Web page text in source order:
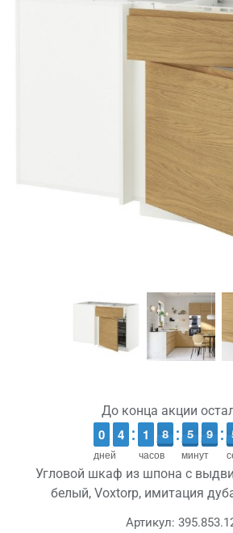
До конца акции
дней
9
9
0
0 3
3
4
4
часов
1
1
1
1 9
8
8
минут
0
5
5 0
9
9
Угловой шкаф из шпона с
белый, Voxtorp, имитация
Артикул: